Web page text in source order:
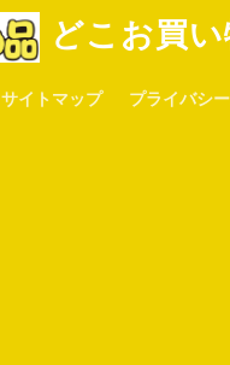
どこお買い
サイトマップ プライバシ